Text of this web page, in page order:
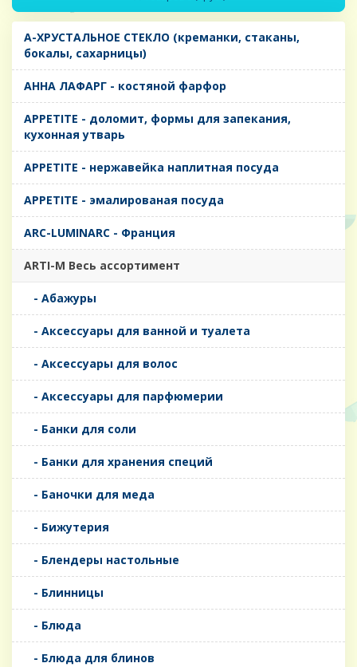
A-ХРУСТАЛЬНОЕ СТЕКЛО (креманки, стаканы,
бокалы, сахарницы)
AHHA ЛАФАРГ - костяной фарфор
APPETITE - доломит, формы для запекания,
кухонная утварь
APPETITE - нержавейка наплитная посуда
APPETITE - эмалированая посуда
ARC-LUMINARC - Франция
ARTI-M Весь ассортимент
- Абажуры
- Аксессуары для ванной и туалета
- Аксессуары для волос
- Аксессуары для парфюмерии
- Банки для соли
- Банки для хранения специй
- Баночки для меда
- Бижутерия
- Блендеры настольные
- Блинницы
- Блюда
- Блюда для блинов